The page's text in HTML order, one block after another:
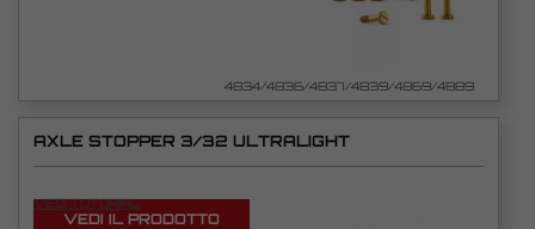
4834/4836/4837/4839/4869/4889
AXLE STOPPER 3/32 ULTRALIGHT
VEDI TUTORIAL
VEDI IL PRODOTTO